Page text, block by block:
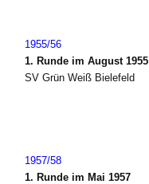
1955/56
1. Runde im August 1955
SV Grün Weiß Bielefeld
1957/58
1. Runde im Mai 1957